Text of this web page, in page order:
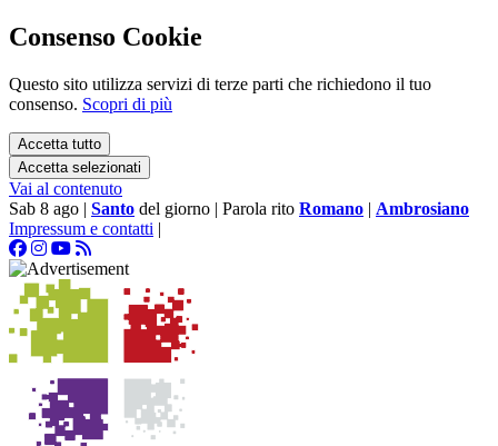
Consenso Cookie
Questo sito utilizza servizi di terze parti che richiedono il tuo
consenso. Scopri di più
Accetta tutto
Accetta selezionati
Vai al contenuto
Sab 8 ago | Santo del giorno | Parola rito Romano | Ambrosiano
Impressum e contatti |